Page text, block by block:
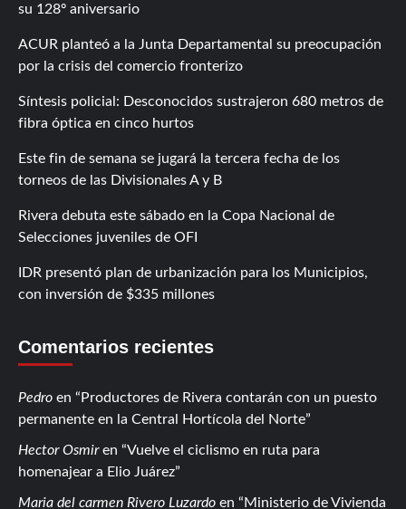
su 128º aniversario
ACUR planteó a la Junta Departamental su preocupación
por la crisis del comercio fronterizo
Síntesis policial: Desconocidos sustrajeron 680 metros de
fibra óptica en cinco hurtos
Este fin de semana se jugará la tercera fecha de los
torneos de las Divisionales A y B
Rivera debuta este sábado en la Copa Nacional de
Selecciones juveniles de OFI
IDR presentó plan de urbanización para los Municipios,
con inversión de $335 millones
Comentarios recientes
Pedro en
Productores de Rivera contarán con un puesto
permanente en la Central Hortícola del Norte
Hector Osmiren
Vuelve el ciclismo en ruta para
homenajear a Elio Juárez
Maria del carmen Rivero Luzardo en Ministerio de Vivienda